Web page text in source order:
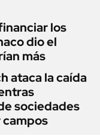
los
dio el
más
ataca la caída
sociedades